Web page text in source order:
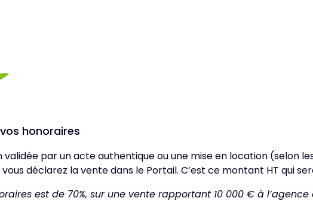
: vos honoraires
par un acte authentique ou une mise en location (selon
déclarez la vente dans le Portail. C’est ce montant HT qui
est de 70%, sur une vente rapportant 10 000 € à